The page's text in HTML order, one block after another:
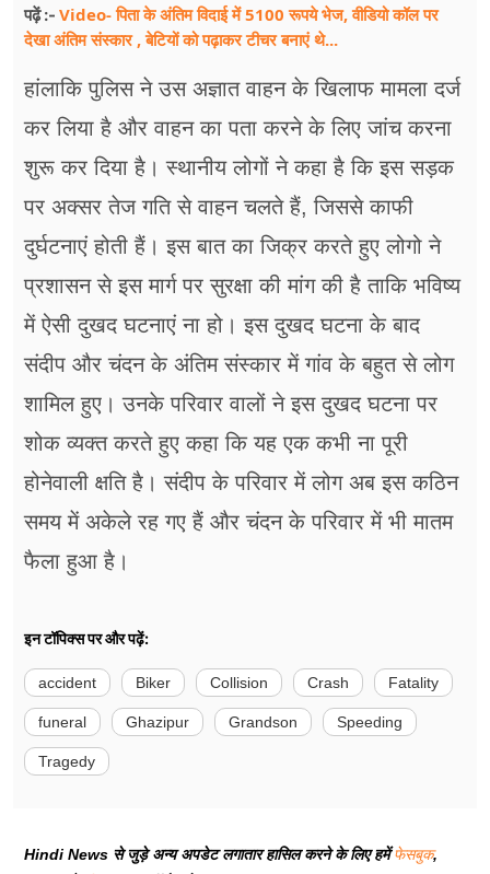
पढ़ें :- Video- पिता के अंतिम विदाई में 5100 रूपये भेज, वीडियो कॉल पर
देखा अंतिम संस्कार , बेटियों को पढ़ाकर टीचर बनाएं थे...
हांलाकि पुलिस ने उस अज्ञात वाहन के खिलाफ मामला दर्ज
कर लिया है और वाहन का पता करने के लिए जांच करना
शुरू कर दिया है। स्थानीय लोगों ने कहा है कि इस सड़क
पर अक्सर तेज गति से वाहन चलते हैं, जिससे काफी
दुर्घटनाएं होती हैं। इस बात का जिक्र करते हुए लोगो ने
प्रशासन से इस मार्ग पर सुरक्षा की मांग की है ताकि भविष्य
में ऐसी दुखद घटनाएं ना हो। इस दुखद घटना के बाद
संदीप और चंदन के अंतिम संस्कार में गांव के बहुत से लोग
शामिल हुए। उनके परिवार वालों ने इस दुखद घटना पर
शोक व्यक्त करते हुए कहा कि यह एक कभी ना पूरी
होनेवाली क्षति है। संदीप के परिवार में लोग अब इस कठिन
समय में अकेले रह गए हैं और चंदन के परिवार में भी मातम
फैला हुआ है।
इन टॉपिक्स पर और पढ़ें:
accident Biker Collision Crash Fatality
funeral Ghazipur Grandson Speeding
Tragedy
Hindi News से जुड़े अन्य अपडेट लगातार हासिल करने के लिए हमेंफेसबुक,